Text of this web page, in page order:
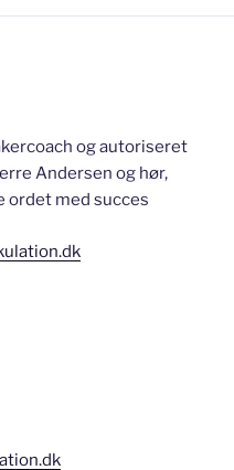
og autoriseret
Andersen og hør,
ordet med succes